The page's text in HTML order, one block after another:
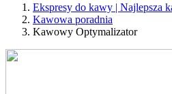
Ekspresy do kawy | Najlepsza
Kawowa poradnia
Kawowy Optymalizator